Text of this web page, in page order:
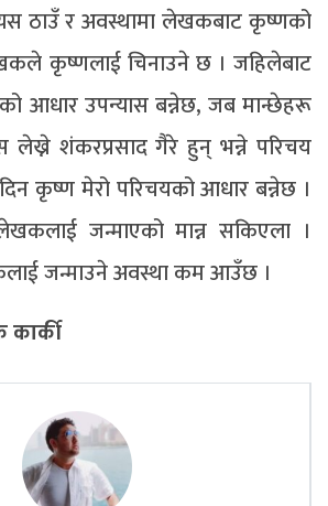
ठाउँ र अवस्थामा लेखकबाट कृष्णको
कृष्णलाई चिनाउने छ । जहिलेबाट
आधार उपन्यास बन्नेछ, जब मान्छेहरू
लेख्ने शंकरप्रसाद गैरे हुन् भन्ने परिचय
कृष्ण मेरो परिचयको आधार बन्नेछ ।
जन्माएको मान्न सकिएला ।
जन्माउने अवस्था कम आउँछ ।